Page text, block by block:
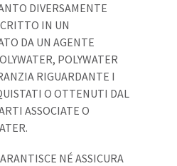
DIVERSAMENTE
IN UN
DA UN AGENTE
POLYWATER
RIGUARDANTE I
O OTTENUTI DAL
ASSOCIATE O
NÉ ASSICURA